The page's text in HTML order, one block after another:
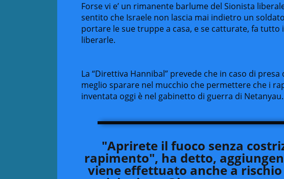
Forse vi e’ un rimanente barlume del Sionista
sentito che Israele non lascia mai indietro un
portare le sue truppe a casa, e se catturate, fa
liberarle.
La “Direttiva Hannibal” prevede che in caso di
meglio sparare nel mucchio che permettere che i
inventata oggi è nel gabinetto di guerra di Netanyau.
"Aprirete il fuoco senza
rapimento", ha detto,
viene effettuato anche a